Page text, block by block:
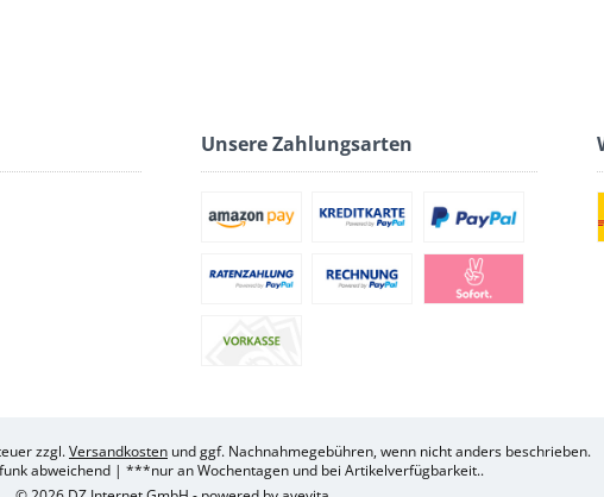
Unsere Zahlungsarten
zzgl.Versandkosten und ggf. Nachnahmegebühren, wenn nicht anders beschrieben.
abweichend | ***nur an Wochentagen und bei Artikelverfügbarkeit..